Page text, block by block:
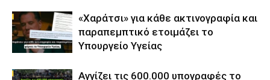
«Χαράτσι» για κάθε ακτινογραφία και
παραπεμπτικό ετοιμάζει το
Υπουργείο Υγείας
Αγγίζει τις 600.000 υπογραφές το